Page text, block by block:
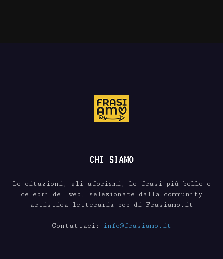
CHI SIAMO
Le citazioni, gli aforismi, le frasi più belle e
celebri del web, selezionate dalla community
artistica letteraria pop di Frasiamo.it
Contattaci: info@frasiamo.it